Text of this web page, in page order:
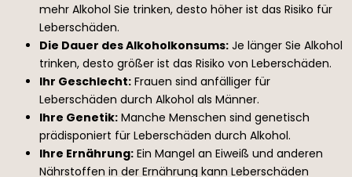
mehr Alkohol Sie trinken, desto höher ist das Risiko für
Leberschäden.
Die Dauer des Alkoholkonsums: Je länger Sie Alkohol
trinken, desto größer ist das Risiko von Leberschäden.
Ihr Geschlecht: Frauen sind anfälliger für
Leberschäden durch Alkohol als Männer.
Ihre Genetik: Manche Menschen sind genetisch
prädisponiert für Leberschäden durch Alkohol.
Ihre Ernährung: Ein Mangel an Eiweiß und anderen
Nährstoffen in der Ernährung kann Leberschäden